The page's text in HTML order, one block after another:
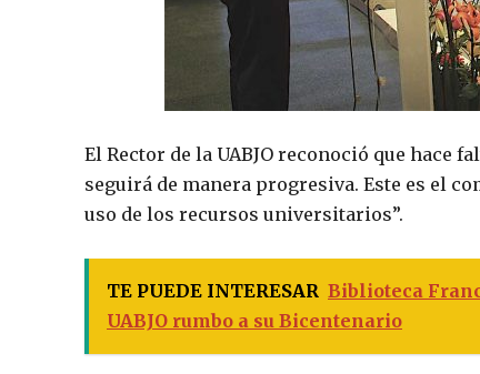
El Rector de la UABJO reconoció que hace
seguirá de manera progresiva. Este es el
uso de los recursos universitarios”.
TE PUEDE INTERESAR Biblioteca
UABJO rumbo a su Bicentenario